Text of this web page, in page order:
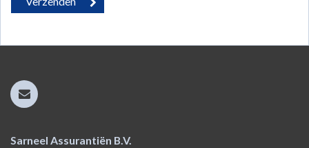
Sarneel Assurantiën B.V.